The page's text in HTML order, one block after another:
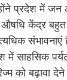
प्रदेश में
केंद्र बहुत
संभावनाएं
में साहसिक
को